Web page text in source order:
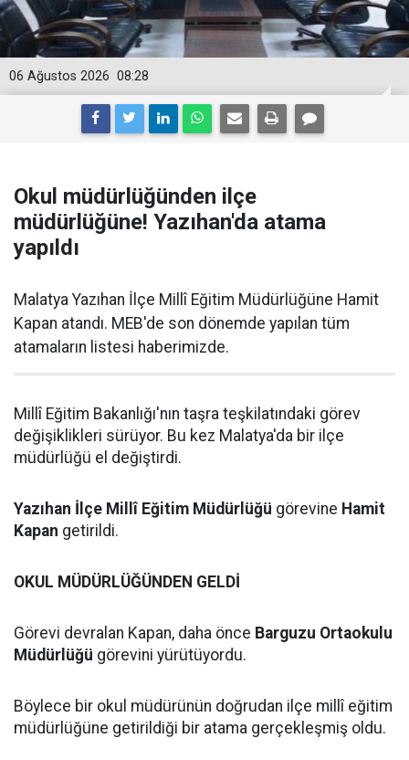
08:28
06 Ağustos 2026
Okul müdürlüğünden ilçe
müdürlüğüne! Yazıhan'da atama
yapıldı
Malatya Yazıhan İlçe Millî Eğitim Müdürlüğüne Hamit
Kapan atandı. MEB'de son dönemde yapılan tüm
atamaların listesi haberimizde.
Millî Eğitim Bakanlığı'nın taşra teşkilatındaki görev
değişiklikleri sürüyor. Bu kez Malatya'da bir ilçe
müdürlüğü el değiştirdi.
Yazıhan İlçe Millî Eğitim Müdürlüğü görevine Hamit
Kapan getirildi.
OKUL MÜDÜRLÜĞÜNDEN GELDİ
Görevi devralan Kapan, daha önce Barguzu Ortaokulu
Müdürlüğü görevini yürütüyordu.
Böylece bir okul müdürünün doğrudan ilçe millî eğitim
müdürlüğüne getirildiği bir atama gerçekleşmiş oldu.